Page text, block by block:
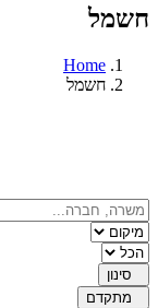
חשמל
Home
חשמל
סינון
מתקדם